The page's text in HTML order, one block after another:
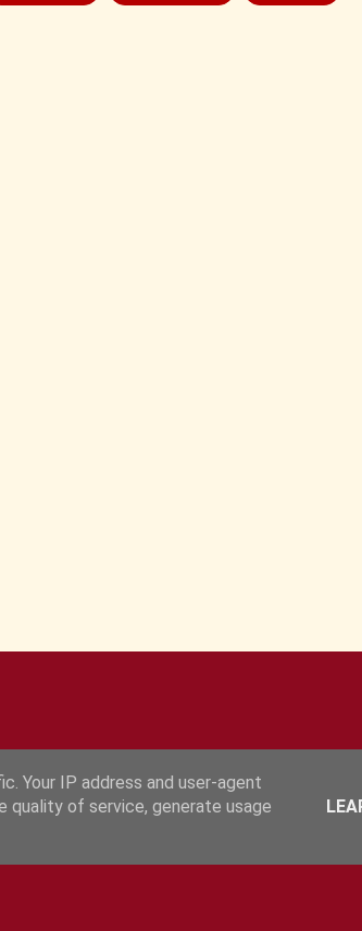
Your IP address and user-agent
quality of service, generate usage